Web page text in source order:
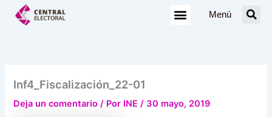
Menú
Inf4_Fiscalización_22-01
Deja un comentario / Por INE/ 30 mayo, 2019